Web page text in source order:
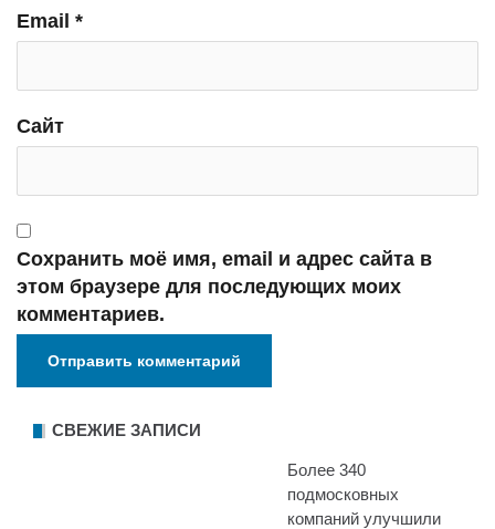
Email *
Сайт
Сохранить моё имя, email и адрес сайта в
этом браузере для последующих моих
комментариев.
СВЕЖИЕ ЗАПИСИ
Более 340
подмосковных
компаний улучшили